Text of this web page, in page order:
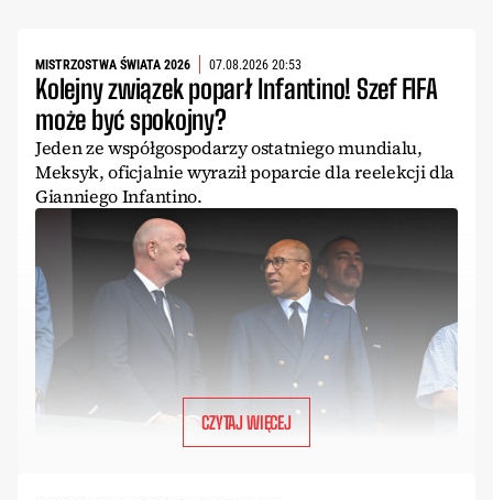
MISTRZOSTWA ŚWIATA 2026 07.08.2026 20:53
Kolejny związek poparł Infantino! Szef FIFA
może być spokojny?
Jeden ze współgospodarzy ostatniego mundialu,
Meksyk, oficjalnie wyraził poparcie dla reelekcji dla
Gianniego Infantino.
CZYTAJ WIĘCEJ